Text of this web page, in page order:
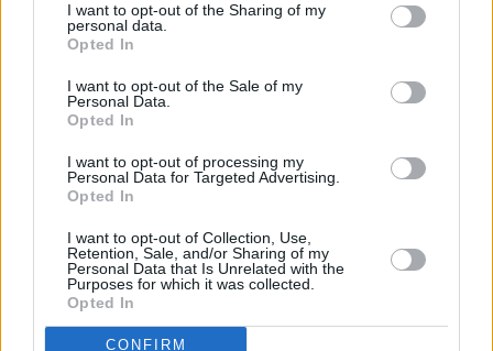
I want to opt-out of the Sharing of my
personal data.
Opted In
I want to opt-out of the Sale of my
Personal Data.
Opted In
I want to opt-out of processing my
Personal Data for Targeted Advertising.
Opted In
I want to opt-out of Collection, Use,
Retention, Sale, and/or Sharing of my
Personal Data that Is Unrelated with the
Purposes for which it was collected.
Opted In
CONFIRM
obserwuj nas w Google News!
Więcej:
Turystyka
Hotel